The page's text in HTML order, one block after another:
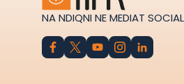
NA NDIQNI NE MEDIAT